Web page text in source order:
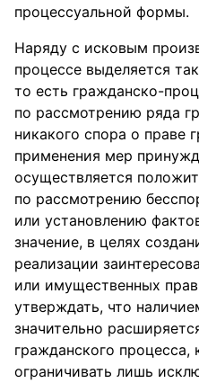
процессуальной формы.
Наряду с исковым
процессе выделяется
то есть гражданско-
по рассмотрению ряда
никакого спора о праве
применения мер
осуществляется
по рассмотрению
или установлению
значение, в целях
реализации
или имущественных
утверждать, что
значительно
гражданского процесса,
ограничивать лишь